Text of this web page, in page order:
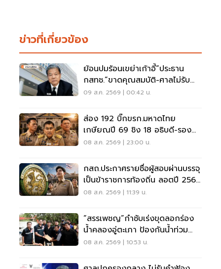
ข่าวที่เกี่ยวข้อง
ย้อนปมร้อนเขย่าเก้าอี้“ประธาน
กสทช.”ขาดคุณสมบัติ-ศาลไม่รับคำ
ฟ้อง
09 ส.ค. 2569 | 00:42 น.
ส่อง 192 บิ๊กขรก.มหาดไทย
เกษียณปี 69 ชิง 18 อธิบดี-รอง
ปลัด-ผู้ว่าฯ
08 ส.ค. 2569 | 23:00 น.
กสถ.ประกาศรายชื่อผู้สอบผ่านบรรจุ
เป็นข้าราชการท้องถิ่น ลอตปี 2568
ใหม่
08 ส.ค. 2569 | 11:39 น.
“สรรเพชญ”กำชับเร่งขุดลอกร่อง
น้ำคลองอู่ตะเภา ป้องกันน้ำท่วม
สงขลา
08 ส.ค. 2569 | 10:53 น.